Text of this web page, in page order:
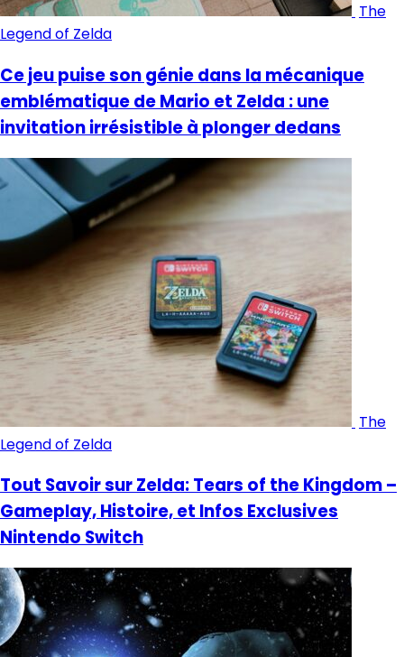
The
Legend of Zelda
Ce jeu puise son génie dans la mécanique
emblématique de Mario et Zelda : une
invitation irrésistible à plonger dedans
The
Legend of Zelda
Tout Savoir sur Zelda: Tears of the Kingdom –
Gameplay, Histoire, et Infos Exclusives
Nintendo Switch